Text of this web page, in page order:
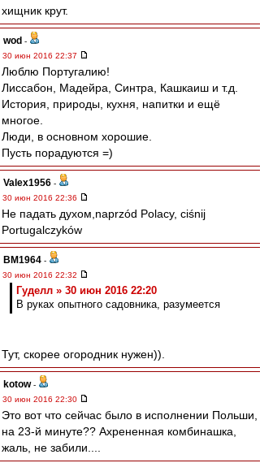
хищник крут.
wod -
30 июн 2016 22:37
Люблю Португалию!
Лиссабон, Мадейра, Синтра, Кашкаиш и т.д.
История, природы, кухня, напитки и ещё
многое.
Люди, в основном хорошие.
Пусть порадуются =)
Valex1956 -
30 июн 2016 22:36
Не падать духом,naprzód Polacy, ciśnij
Portugalczyków
BM1964 -
30 июн 2016 22:32
Гуделл » 30 июн 2016 22:20
В руках опытного садовника, разумеется
Тут, скорее огородник нужен)).
kotow-
30 июн 2016 22:30
Это вот что сейчас было в исполнении Польши,
на 23-й минуте?? Ахрененная комбинашка,
жаль, не забили....